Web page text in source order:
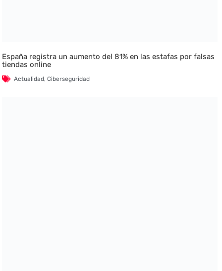
España registra un aumento del 81% en las estafas por falsas
tiendas online
Actualidad,Ciberseguridad